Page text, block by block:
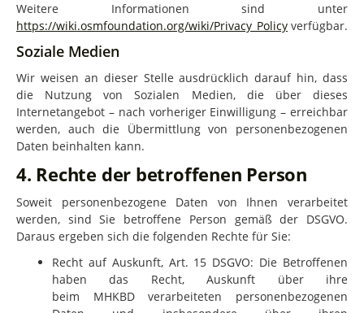
Weitere Informationen sind unter
https://wiki.osmfoundation.org/wiki/Privacy_Policy verfügbar.
Soziale Medien
Wir weisen an dieser Stelle ausdrücklich darauf hin, dass
die Nutzung von Sozialen Medien, die über dieses
Internetangebot – nach vorheriger Einwilligung – erreichbar
werden, auch die Übermittlung von personenbezogenen
Daten beinhalten kann.
4. Rechte der betroffenen Person
Soweit personenbezogene Daten von Ihnen verarbeitet
werden, sind Sie betroffene Person gemäß der DSGVO.
Daraus ergeben sich die folgenden Rechte für Sie:
Recht auf Auskunft, Art. 15 DSGVO: Die Betroffenen
haben das Recht, Auskunft über ihre
beim MHKBDverarbeiteten personenbezogenen